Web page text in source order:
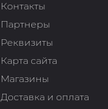
Контакты
Партнеры
Реквизиты
Карта сайта
Магазины
Доставка и оплата